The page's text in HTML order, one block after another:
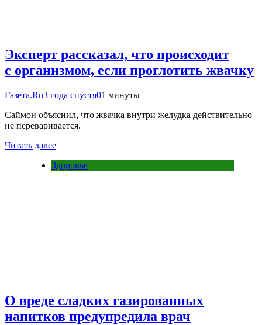
Эксперт рассказал, что происходит
с организмом, если проглотить жвачку
Газета.Ru3 года спустя01 минуты
Саймон объяснил, что жвачка внутри желудка действительно
не переваривается.
Читать далее
Здоровье
О вреде сладких газированных
напитков предупредила врач